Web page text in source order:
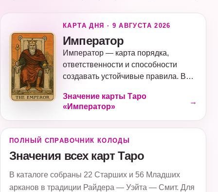
темой ситуации.
ПОЛНЫЙ СПРАВОЧНИК КОЛОДЫ
Значения всех карт Таро
В каталоге собраны 22 Старших и 56 Младших
арканов в традиции Райдера — Уэйта — Смит. Для
КАРТА ДНЯ · 9 АВГУСТА 2026
Император
Император — карта порядка,
ответственности и способности
создавать устойчивые правила. В
сидит на каменном троне с
бараньими головами, в доспехах
под красной мантией; за ним
Значение карты Таро
«Император»
→